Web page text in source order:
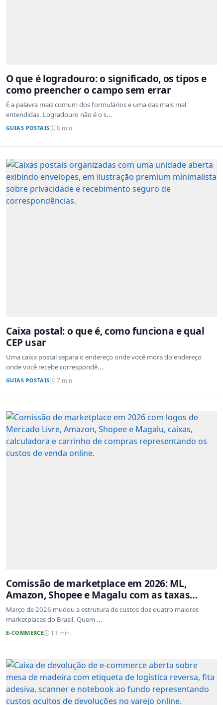
O que é logradouro: o significado, os tipos e
como preencher o campo sem errar
É a palavra mais comum dos formulários e uma das mais mal
entendidas. Logradouro não é o s...
GUIAS POSTAIS 8 min
Caixa postal: o que é, como funciona e qual
CEP usar
Uma caixa postal separa o endereço onde você mora do endereço
onde você recebe correspondê...
GUIAS POSTAIS 7 min
Comissão de marketplace em 2026: ML,
Amazon, Shopee e Magalu com as taxas
atualizadas
Março de 2026 mudou a estrutura de custos dos quatro maiores
marketplaces do Brasil. Quem ...
E-COMMERCE 13 min